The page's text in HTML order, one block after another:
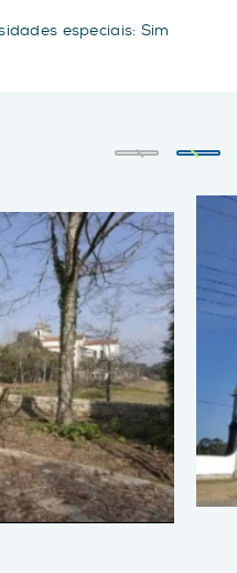
especiais: Sim